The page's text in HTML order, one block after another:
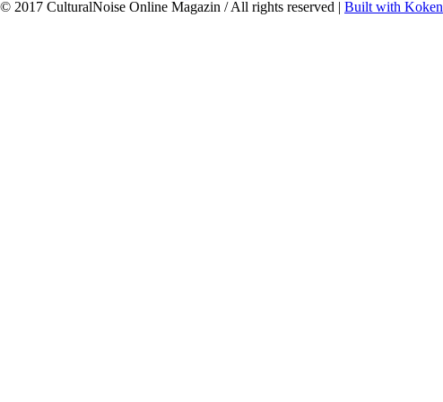
© 2017 CulturalNoise Online Magazin / All rights reserved | Built with Koken